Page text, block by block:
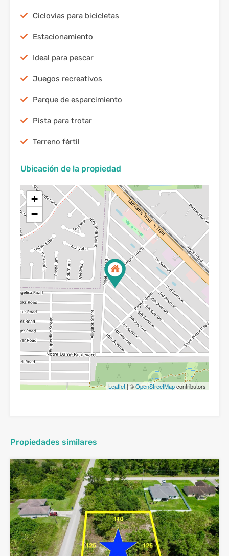
Ciclovias para bicicletas
Estacionamiento
Ideal para pescar
Juegos recreativos
Parque de esparcimiento
Pista para trotar
Terreno fértil
Ubicación de la propiedad
+
−
Leaflet| ©OpenStreetMapcontributors
Propiedades similares